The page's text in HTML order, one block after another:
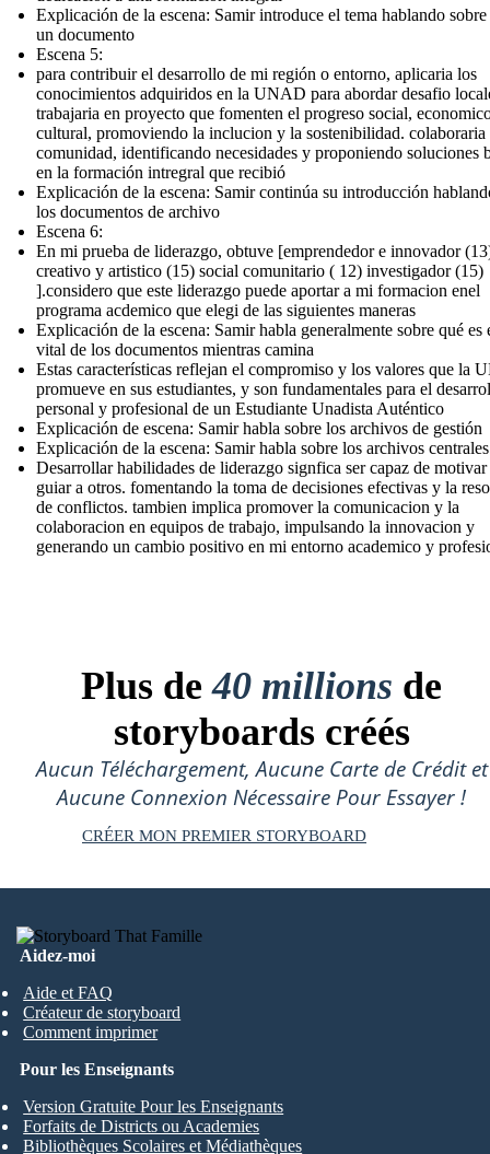
Explicación de la escena: Samir introduce el tema hablando sobre
un documento
Escena 5:
para contribuir el desarrollo de mi región o entorno, aplicaria los
conocimientos adquiridos en la UNAD para abordar desafio
trabajaria en proyecto que fomenten el progreso social,
cultural, promoviendo la inclucion y la sostenibilidad. colaboraria
comunidad, identificando necesidades y proponiendo soluciones
en la formación intregral que recibió
Explicación de la escena: Samir continúa su introducción
los documentos de archivo
Escena 6:
En mi prueba de liderazgo, obtuve [emprendedor e innovador
creativo y artistico (15) social comunitario ( 12) investigador (15)
].considero que este liderazgo puede aportar a mi formacion enel
programa acdemico que elegi de las siguientes maneras
Explicación de la escena: Samir habla generalmente sobre qué es
vital de los documentos mientras camina
Estas características reflejan el compromiso y los valores que la
promueve en sus estudiantes, y son fundamentales para el
personal y profesional de un Estudiante Unadista Auténtico
Explicación de escena: Samir habla sobre los archivos de gestión
Explicación de la escena: Samir habla sobre los archivos centrales
Desarrollar habilidades de liderazgo signfica ser capaz de
guiar a otros. fomentando la toma de decisiones efectivas y la
de conflictos. tambien implica promover la comunicacion y la
colaboracion en equipos de trabajo, impulsando la innovacion y
generando un cambio positivo en mi entorno academico y
Plus de40 millions de
storyboards créés
Aucun Téléchargement, Aucune Carte de Crédit et
Aucune Connexion Nécessaire Pour Essayer !
CRÉER MON PREMIER STORYBOARD
Aidez-moi
Aide et FAQ
Créateur de storyboard
Comment imprimer
Pour les Enseignants
Version Gratuite Pour les Enseignants
Forfaits de Districts ou Academies
Bibliothèques Scolaires et Médiathèques